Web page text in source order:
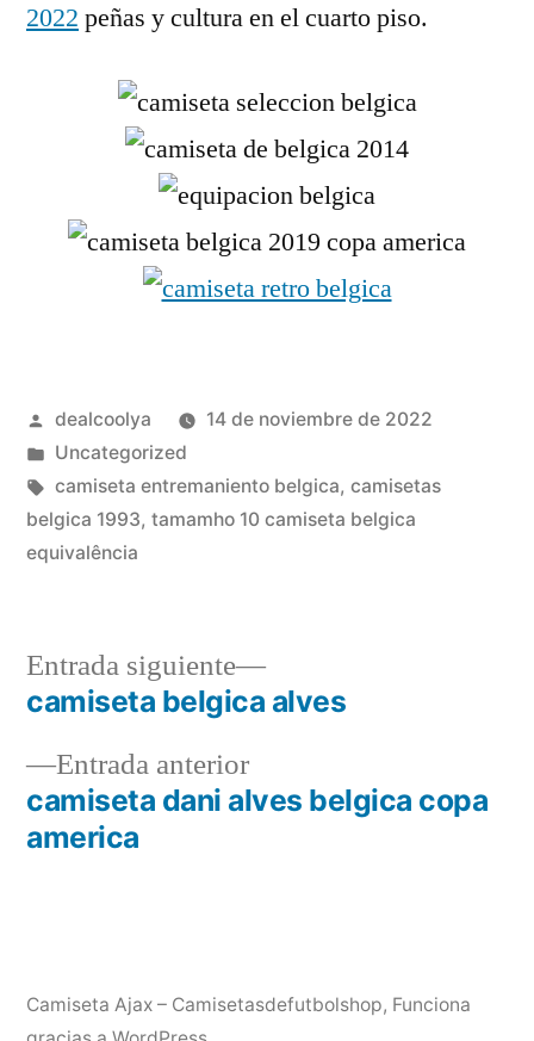
2022 peñas y cultura en el cuarto piso.
Publicado
por
dealcoolya
14 de noviembre de 2022
Publicado
en
Uncategorized
Etiquetas:
camiseta entremaniento belgica, camisetas
belgica 1993, tamamho 10 camiseta belgica
equivalência
Navegación
de
entradas
Entrada anteriorEntrada
anterior:
camiseta dani alves belgica copa
america
Entrada siguiente
Entrada
siguiente:
camiseta belgica alves
Camiseta Ajax – Camisetasdefutbolshop, Funciona